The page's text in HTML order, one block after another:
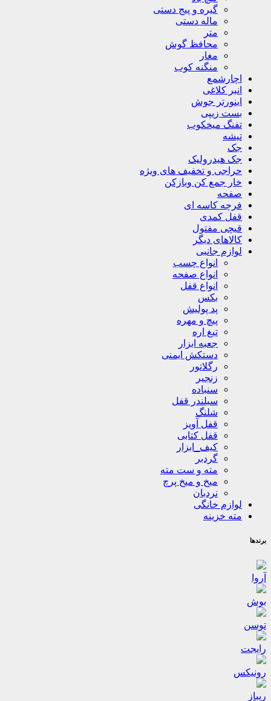
گیره و پیج دستی
ماله دستی
متر
محافظ گوش
مغار
منگنه کوب
اچارشمع
انبر کلاغی
اینورتر جوش
بست زیپی
تفنگ میخکوب
تیشه
جک
جک هیدرولیک
حراجی و تخفیف های ویژه
خار جمع کن وبازکن
صفحه
فرچه کاسه ای
قفل کمدی
قیچی مفتول
کالاهای دیگر
لوازم جانبی
انواع چسب
انواع صفحه
انواع قفل
بکس
پد پولیش
پیچ و مهره
تیغ اره
جعبه ابزار
دستکش ایمنی
رگلاتور
زنجیر
سنباده
سیلندر قفل
شلنگ
قفل آویز
قفل کتابی
کیف_ابزار
گردبر
مته و ست مته
میخ و میخ پرچ
نردبان
لوازم خانگی
مته خزینه
برندها
آروا
بوش
توسن
رایجت
رونیکس
ریباز